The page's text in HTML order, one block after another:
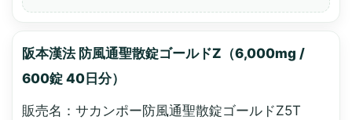
阪本漢法 防風通聖散錠ゴールドZ（6,000mg /
600錠 40日分）
販売名：サカンポー防風通聖散錠ゴールドZ5T